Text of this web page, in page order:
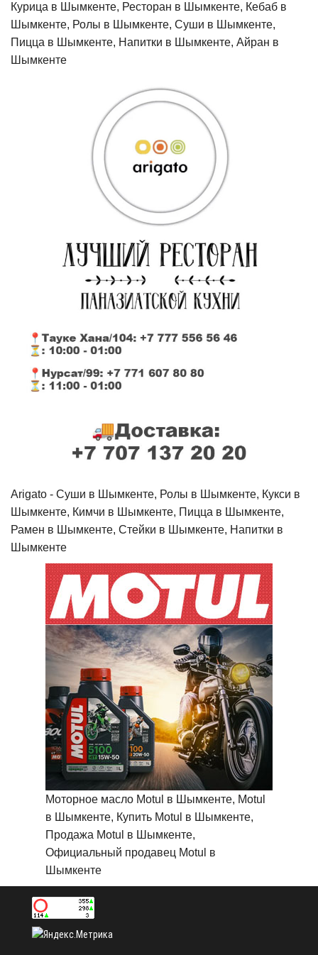
Курица в Шымкенте, Ресторан в Шымкенте, Кебаб в
Шымкенте, Ролы в Шымкенте, Суши в Шымкенте,
Пицца в Шымкенте, Напитки в Шымкенте, Айран в
Шымкенте
Arigato - Cуши в Шымкенте, Ролы в Шымкенте, Кукси в
Шымкенте, Кимчи в Шымкенте, Пицца в Шымкенте,
Рамен в Шымкенте, Стейки в Шымкенте, Напитки в
Шымкенте
Моторное масло Motul в Шымкенте, Motul
в Шымкенте, Купить Motul в Шымкенте,
Продажа Motul в Шымкенте,
Официальный продавец Motul в
Шымкенте